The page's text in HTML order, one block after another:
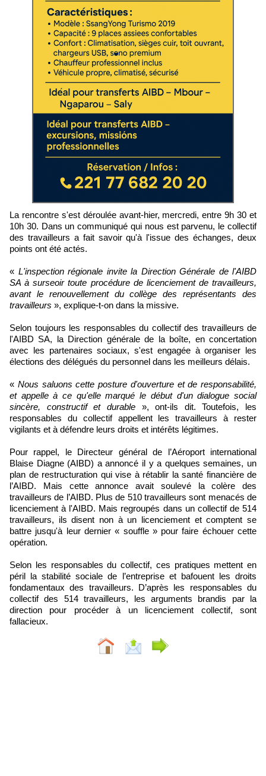
La rencontre s'est déroulée avant-hier, mercredi, entre 9h 30 et
10h 30. Dans un communiqué qui nous est parvenu, le collectif
des travailleurs a fait savoir qu'à l'issue des échanges, deux
points ont été actés.
« L'inspection régionale invite la Direction Générale de l'AIBD
SA à surseoir toute procédure de licenciement de travailleurs,
avant le renouvellement du collège des représentants des
travailleurs », explique-t-on dans la missive.
Selon toujours les responsables du collectif des travailleurs de
l'AIBD SA, la Direction générale de la boîte, en concertation
avec les partenaires sociaux, s'est engagée à organiser les
élections des délégués du personnel dans les meilleurs délais.
« Nous saluons cette posture d'ouverture et de responsabilité,
et appelle à ce qu'elle marqué le début d'un dialogue social
sincère, constructif et durable», ont-ils dit. Toutefois, les
responsables du collectif appellent les travailleurs à rester
vigilants et à défendre leurs droits et intérêts légitimes.
Pour rappel, le Directeur général de l’Aéroport international
Blaise Diagne (AIBD) a annoncé il y a quelques semaines, un
plan de restructuration qui vise à rétablir la santé financière de
l’AIBD. Mais cette annonce avait soulevé la colère des
travailleurs de l’AIBD. Plus de 510 travailleurs sont menacés de
licenciement à l'AIBD. Mais regroupés dans un collectif de 514
travailleurs, ils disent non à un licenciement et comptent se
battre jusqu'à leur dernier « souffle » pour faire échouer cette
opération.
Selon les responsables du collectif, ces pratiques mettent en
péril la stabilité sociale de l’entreprise et bafouent les droits
fondamentaux des travailleurs. D’après les responsables du
collectif des 514 travailleurs, les arguments brandis par la
direction pour procéder à un licenciement collectif, sont
fallacieux.